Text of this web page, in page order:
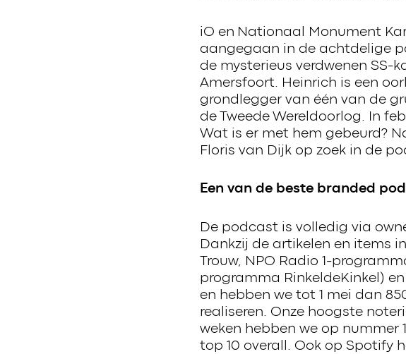
iO en Nationaal Monument
aangegaan in de achtdelige
de mysterieus verdwenen
Amersfoort. Heinrich is een
grondlegger van één van de
de Tweede Wereldoorlog. In
Wat is er met hem gebeurd?
Floris van Dijk op zoek in de
Een van de beste branded
De podcast is volledig via
Dankzij de artikelen en items
Trouw, NPO Radio 1-
programma RinkeldeKinkel)
en hebben we tot 1 mei dan
realiseren. Onze hoogste
weken hebben we op nummer
top 10 overall. Ook op Spotify